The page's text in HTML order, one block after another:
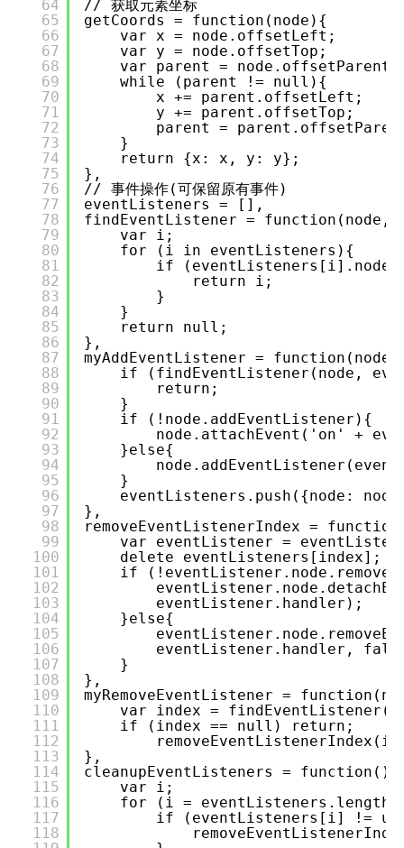
64
65
66
67
68
69
70
71
72
73
74
75
76
77
78
79
80
81
82
83
84
85
86
87
88
89
90
91
92
93
94
95
96
97
98
99
100
101
102
103
104
105
106
107
108
109
110
111
112
113
114
115
116
117
118
// 获取元素坐标
getCoords = function(node){
var x = node.offsetLeft;
var y = node.offsetTop;
var parent = node.offsetParent;
while (parent != null){
x += parent.offsetLeft;
y += parent.offsetTop;
parent =
}
return {x: x, y: y};
},
// 事件操作(可保留原有事件)
eventListeners = [],
findEventListener = function(node,
var i;
for (i in eventListeners){
if (eventListeners[i].node
return i;
}
}
return null;
},
myAddEventListener =
if (findEventListener(node,
return;
}
if (!node.addEventListener){
node.attachEvent('on' +
}else{
}
eventListeners.push({node:
},
removeEventListenerIndex =
var eventListener =
delete eventListeners[index];
if
eventListener.handler);
}else{
eventListener.handler,
}
},
myRemoveEventListener =
var index =
if (index == null) return;
},
cleanupEventListeners = function(){
var i;
for (i =
if (eventListeners[i] !=